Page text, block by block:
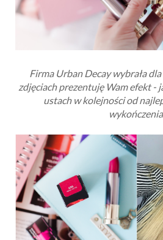
Firma Urban Decay wybrała
zdjęciach prezentuję Wam efekt -
ustach w kolejności od